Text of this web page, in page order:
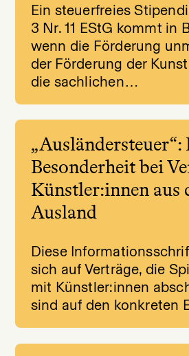
Ein steuerfreies
3 Nr. 11 EStG kommt in
wenn die Förderung
der Förderung der
die sachlichen…
„Ausländersteuer“:
Besonderheit bei
Künstler:innen aus
Ausland
Diese
sich auf Verträge, die
mit Künstler:innen
sind auf den konkreten